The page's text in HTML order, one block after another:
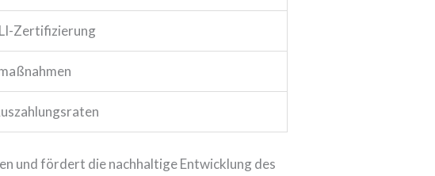
Zertifizierung
und fördert die nachhaltige Entwicklung des